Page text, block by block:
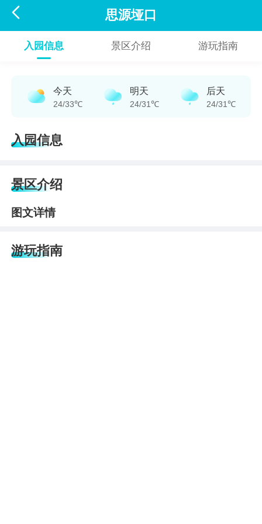
 思源垭口
入园信息 景区介绍 游玩指南
今天
24/33℃
明天
24/31℃
后天
24/31℃
入园信息
景区介绍
图文详情
游玩指南